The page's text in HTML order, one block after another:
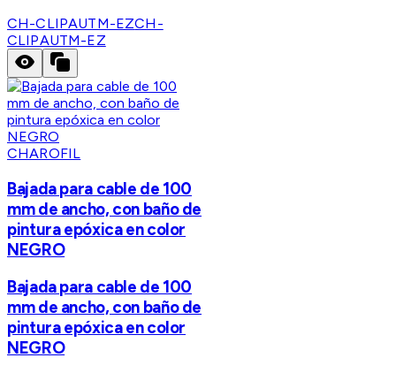
CH-CLIPAUTM-EZCH-
CLIPAUTM-EZ
CHAROFIL
Bajada para cable de 100
mm de ancho, con baño de
pintura epóxica en color
NEGRO
Bajada para cable de 100
mm de ancho, con baño de
pintura epóxica en color
NEGRO